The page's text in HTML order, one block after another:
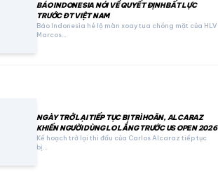
BÁO INDONESIA NÓI VỀ QUYẾT ĐỊNH BẤT LỰC
TRƯỚC ĐT VIỆT NAM
Báo Indonesia hé lộ màn xoay tua chóng mặt của HLV
Marcos…
NGÀY TRỞ LẠI TIẾP TỤC BỊ TRÌ HOÃN, ALCARAZ
KHIẾN NGƯỜI DÙNG LO LẮNG TRƯỚC US OPEN 2026
Kế hoạch trở lại thi đấu của Carlos Alcaraz tiếp tục
bị…